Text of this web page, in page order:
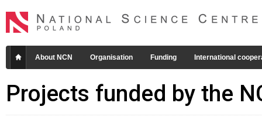
About NCN Organisation Funding International
Projects funded by the